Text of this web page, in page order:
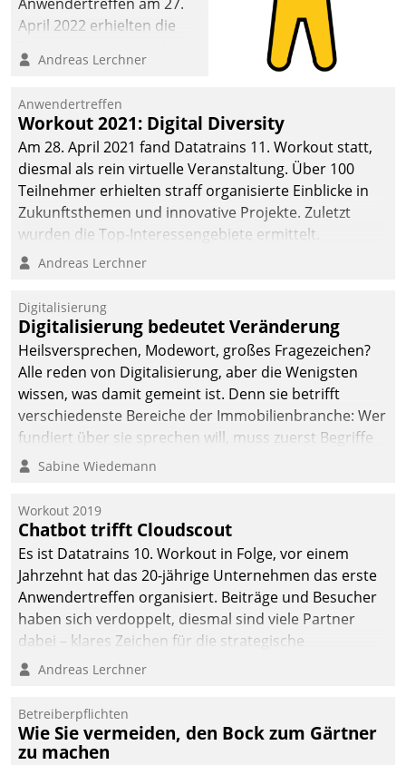
April 2022 erhielten die
Teilnehmer kurzweilige
Cloud-Strategien und -
Lösungen mit hohem
Zukunftspotenzial.
Andreas Lerchner
Anwendertreffen
Workout 2021: Digital Diversity
Am 28. April 2021 fand Datatrains 11. Workout statt,
diesmal als rein virtuelle Veranstaltung. Über 100
Teilnehmer erhielten straff organisierte Einblicke in
Zukunftsthemen und innovative Projekte. Zuletzt
wurden die Top-Interessengebiete ermittelt.
Andreas Lerchner
Digitalisierung
Digitalisierung bedeutet Veränderung
Heilsversprechen, Modewort, großes Fragezeichen?
Alle reden von Digitalisierung, aber die Wenigsten
wissen, was damit gemeint ist. Denn sie betrifft
verschiedenste Bereiche der Immobilienbranche: Wer
fundiert über sie sprechen will, muss zuerst Begriffe
klären. Ein Aspekt ist die betriebliche Optimierung:
Einsparungen durch optimierte und automatisierte
Prozesse. Doch man darf nicht zu viel erwarten: Allein
mit der Einführung einer neuen Software ist es nicht
getan. Die Digitalisierung erfordert von Unternehmen
die Bereitschaft, sich zu überprüfen, zu hinterfragen
und zu verändern.
Sabine Wiedemann
Workout 2019
Chatbot trifft Cloudscout
Es ist Datatrains 10. Workout in Folge, vor einem
Jahrzehnt hat das 20-jährige Unternehmen das erste
Anwendertreffen organisiert. Beiträge und Besucher
haben sich verdoppelt, diesmal sind viele Partner
dabei – klares Zeichen für die strategische
Fokussierung auf den Kunden.
Andreas Lerchner
Betreiberpflichten
Wie Sie vermeiden, den Bock zum Gärtner
zu machen